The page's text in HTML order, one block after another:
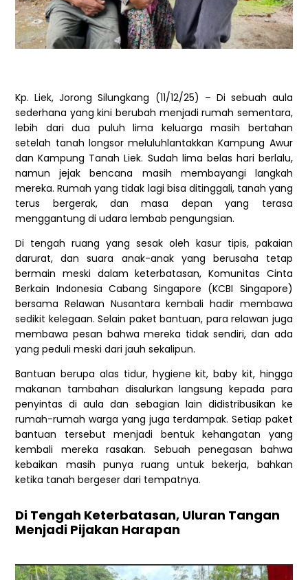
Kp. Liek, Jorong Silungkang (11/12/25) – Di sebuah aula
sederhana yang kini berubah menjadi rumah sementara,
lebih dari dua puluh lima keluarga masih bertahan
setelah tanah longsor meluluhlantakkan Kampung Awur
dan Kampung Tanah Liek. Sudah lima belas hari berlalu,
namun jejak bencana masih membayangi langkah
mereka. Rumah yang tidak lagi bisa ditinggali, tanah yang
terus bergerak, dan masa depan yang terasa
menggantung di udara lembab pengungsian.
Di tengah ruang yang sesak oleh kasur tipis, pakaian
darurat, dan suara anak-anak yang berusaha tetap
bermain meski dalam keterbatasan, Komunitas Cinta
Berkain Indonesia Cabang Singapore (KCBI Singapore)
bersama Relawan Nusantara kembali hadir membawa
sedikit kelegaan. Selain paket bantuan, para relawan juga
membawa pesan bahwa mereka tidak sendiri, dan ada
yang peduli meski dari jauh sekalipun.
Bantuan berupa alas tidur, hygiene kit, baby kit, hingga
makanan tambahan disalurkan langsung kepada para
penyintas di aula dan sebagian lain didistribusikan ke
rumah-rumah warga yang juga terdampak. Setiap paket
bantuan tersebut menjadi bentuk kehangatan yang
kembali mereka rasakan. Sebuah penegasan bahwa
kebaikan masih punya ruang untuk bekerja, bahkan
ketika tanah bergeser dari tempatnya.
Di Tengah Keterbatasan, Uluran Tangan
Menjadi Pijakan Harapan